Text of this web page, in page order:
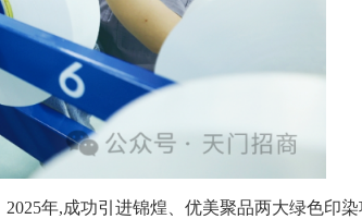
年,成功引进锦煌、优美聚品两大绿色印